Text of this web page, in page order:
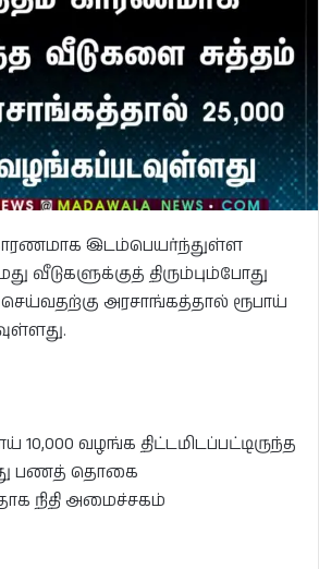
இடம்பெயர்ந்துள்ள
வீடுகளுக்குத் திரும்பும்போது
அரசாங்கத்தால் ரூபாய்
10,000 வழங்க திட்டமிடப்பட்டிருந்த
பணத் தொகை
நிதி அமைச்சகம்